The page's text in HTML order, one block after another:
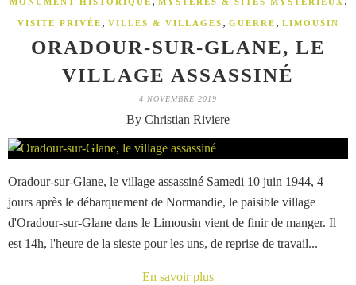
MONUMENT HISTORIQUE MYSTÈRES & SITES MYSTÉRIEUX
VISITE PRIVÉE , VILLES & VILLAGES , GUERRE , LIMOUSIN
ORADOUR-SUR-GLANE, LE
VILLAGE ASSASSINÉ
4 NOVEMBRE 2019
By Christian Riviere
Oradour-sur-Glane, le village assassiné Samedi 10 juin 1944, 4
jours après le débarquement de Normandie, le paisible village
d'Oradour-sur-Glane dans le Limousin vient de finir de manger. Il
est 14h, l'heure de la sieste pour les uns, de reprise de travail...
En savoir plus